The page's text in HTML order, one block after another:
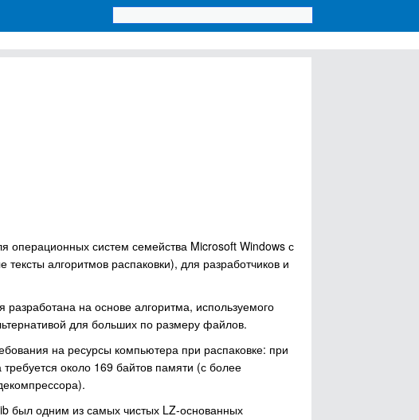
операционных систем семейства Microsoft Windows с
алгоритмов распаковки), для разработчиков и
на основе алгоритма, используемого
для больших по размеру файлов.
на ресурсы компьютера при распаковке: при
около 169 байтов памяти (с более
был одним из самых чистых LZ-основанных